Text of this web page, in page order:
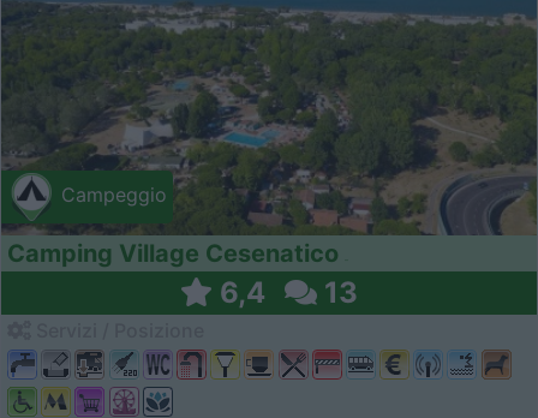
Campeggio
Camping Village Cesenatico
6,4 13